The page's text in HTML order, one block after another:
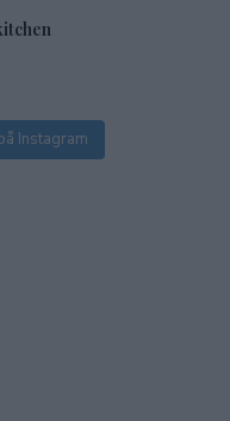
Instagram